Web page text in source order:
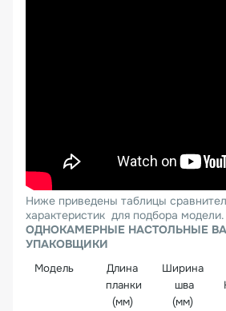
Ниже приведены таблицы
характеристик для подбора модели.
ОДНОКАМЕРНЫЕ НАСТОЛЬНЫЕ
УПАКОВЩИКИ
Модель
Длина
планки
(мм)
Ширина
шва
(мм)